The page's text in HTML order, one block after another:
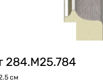
284.M25.784
см